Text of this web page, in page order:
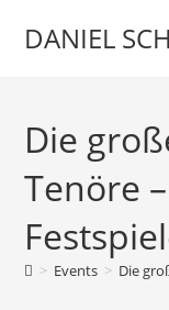
DANIEL
Die
Tenöre
> Events > Die